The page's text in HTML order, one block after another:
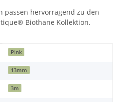
passen hervorragend zu den
Biothane Kollektion.
Pink
13mm
3m